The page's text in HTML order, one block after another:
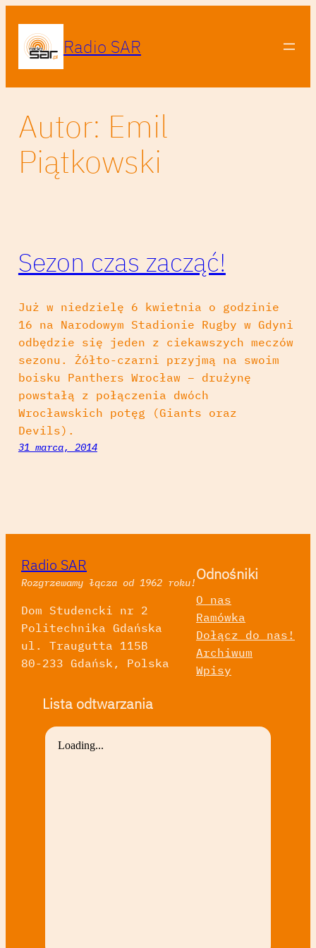
treści
Radio SAR
Autor: Emil
Piątkowski
Sezon czas zacząć!
Już w niedzielę 6 kwietnia o godzinie
16 na Narodowym Stadionie Rugby w Gdyni
odbędzie się jeden z ciekawszych meczów
sezonu. Żółto-czarni przyjmą na swoim
boisku Panthers Wrocław – drużynę
powstałą z połączenia dwóch
Wrocławskich potęg (Giants oraz
Devils).
31 marca, 2014
Radio SAR
Rozgrzewamy łącza od 1962 roku!
Dom Studencki nr 2
Politechnika Gdańska
ul. Traugutta 115B
80-233 Gdańsk, Polska
Odnośniki
O nas
Ramówka
Dołącz do nas!
Archiwum
Wpisy
Lista odtwarzania